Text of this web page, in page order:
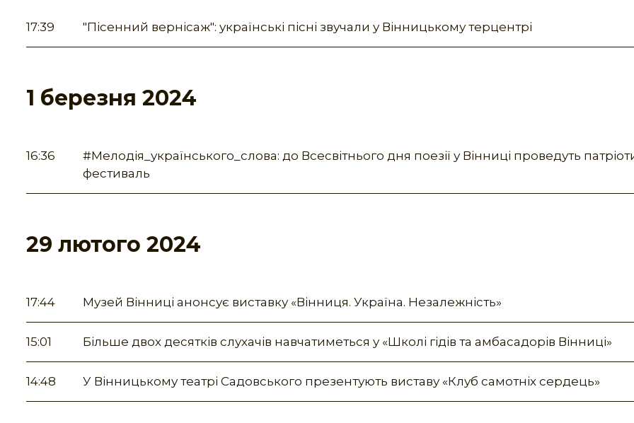
17:39 "Пісенний вернісаж": українські пісні звучали у Вінницькому терцентрі
1 березня 2024
16:36
#Мелодія_українського_слова: до Всесвітнього дня поезії у Вінниці проведуть
фестиваль
29 лютого 2024
17:44 Музей Вінниці анонсує виставку «Вінниця. Україна. Незалежність»
15:01 Більше двох десятків слухачів навчатиметься у «Школі гідів та амбасадорів Вінниці»
14:48 У Вінницькому театрі Садовського презентують виставу «Клуб самотніх сердець»